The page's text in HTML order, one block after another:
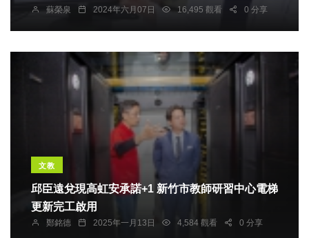
蘇榮泉 2024年六月07日 16,495 觀看 0 分享
文教
邱臣遠兌現高虹安承諾+1 新竹市教師研習中心電梯
更新完工啟用
鄭銘德 2025年一月13日 4,584 觀看 0 分享